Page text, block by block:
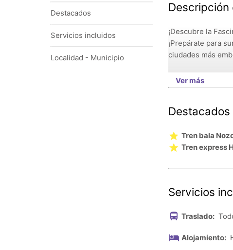
Destacados
Servicios incluidos
Localidad - Municipio
Descripción
¡Descubre la
¡Prepárate para
ciudades más
Ver más
Destacados
Tren bala
Tren express
Servicios
Traslado:
Alojamiento: